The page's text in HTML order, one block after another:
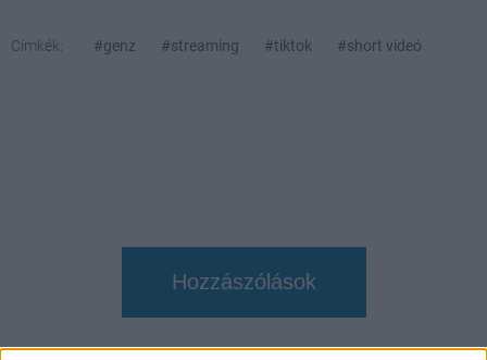
Címkék: #genz #streaming #tiktok #short videó
Hozzászólások